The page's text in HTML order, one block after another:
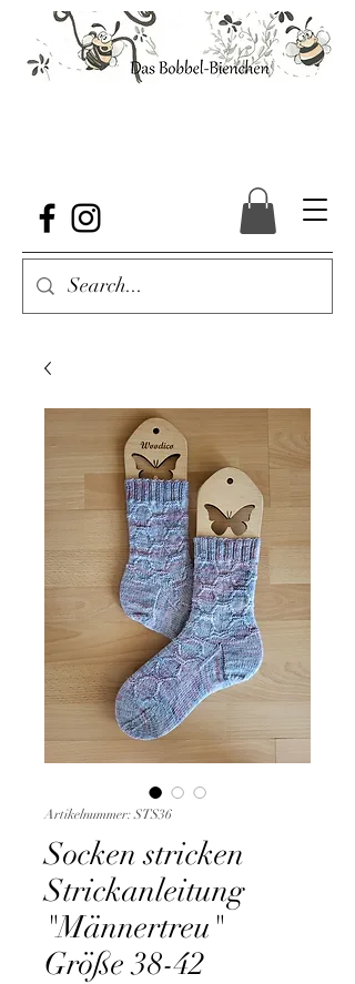
Artikelnummer: STS36
Socken stricken
Strickanleitung
"Männertreu"
Größe 38-42